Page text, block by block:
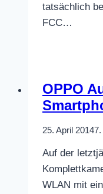
tatsächlich
FCC…
OPPO
25. April 20147.
Auf der
WLAN mit